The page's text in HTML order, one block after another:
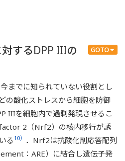
GOTO
するDPP IIIの
までに知られていない役割とし
の酸化ストレスから細胞を防御
IIIを細胞内で過剰発現させるこ
2（Nrf2）の核内移行が誘
る 10） ．Nrf2は抗酸化剤応答配列
：ARE）に結合し遺伝子発